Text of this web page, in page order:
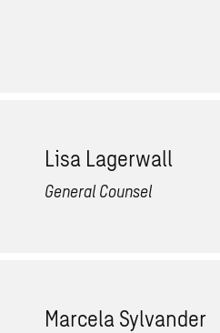
Lisa Lagerwall
General Counsel
Marcela Sylvander